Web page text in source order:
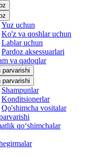
Yuz uchun
Ko'z va qoshlar uchun
Lablar uchun
Pardoz aksessuarlari
va qadoqlar
parvarishi
parvarishi
Shampunlar
Konditsionerlar
Qo'shimcha vositalar
qo‘shimchalar